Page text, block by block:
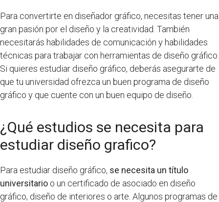
Para convertirte en diseñador gráfico, necesitas tener una
gran pasión por el diseño y la creatividad. También
necesitarás habilidades de comunicación y habilidades
técnicas para trabajar con herramientas de diseño gráfico.
Si quieres estudiar diseño gráfico, deberás asegurarte de
que tu universidad ofrezca un buen programa de diseño
gráfico y que cuente con un buen equipo de diseño.
¿Qué estudios se necesita para
estudiar diseño grafico?
Para estudiar diseño gráfico, se necesita un título
universitario o un certificado de asociado en diseño
gráfico, diseño de interiores o arte. Algunos programas de